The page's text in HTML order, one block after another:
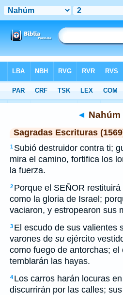
>SEV> Nahúm 2
◄ Nahúm
Sagradas Escrituras
1 Subió destruidor contra ti;
mira el camino, fortifica los
la fuerza.
2 Porque el SEÑOR
como la gloria de Israel;
vaciaron, y estropearon sus
3 El escudo de sus valientes
varones de su ejército
como fuego de antorchas;
temblarán las hayas.
4 Los carros harán locuras
discurrirán por las calles;